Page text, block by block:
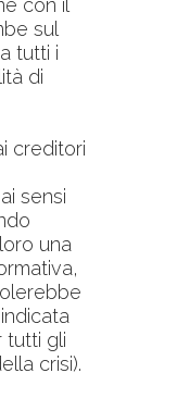
sul
tutti i
di
creditori
sensi
una
tutti gli
crisi).